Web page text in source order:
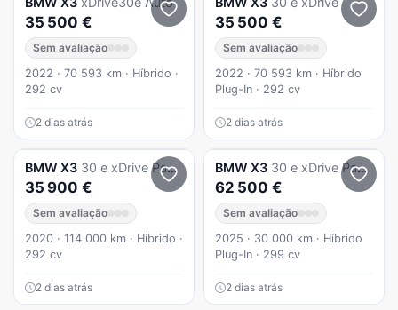
35 500 €
Sem avaliação
2022 · 70 593 km · Híbrido ·
292 cv
2 dias atrás
35 500 €
Sem avaliação
2022 · 70 593 km · Híbrido
Plug-In · 292 cv
2 dias atrás
BMW X3 30 e xDrive Pack M
35 900 €
Sem avaliação
2020 · 114 000 km · Híbrido ·
292 cv
2 dias atrás
BMW X3 30 e xDrive Pack M Desportivo
62 500 €
Sem avaliação
2025 · 30 000 km · Híbrido
Plug-In · 299 cv
2 dias atrás